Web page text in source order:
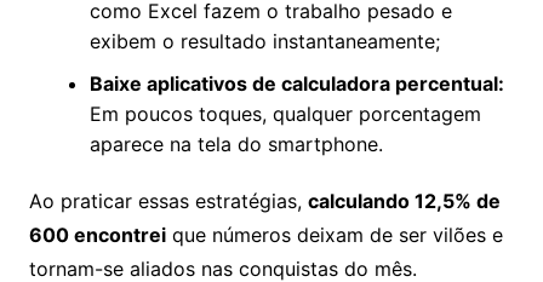
como Excel fazem o trabalho pesado e
exibem o resultado instantaneamente;
Baixe aplicativos de calculadora percentual:
Em poucos toques, qualquer porcentagem
aparece na tela do smartphone.
Ao praticar essas estratégias, calculando 12,5% de
600 encontreique números deixam de ser vilões e
tornam-se aliados nas conquistas do mês.